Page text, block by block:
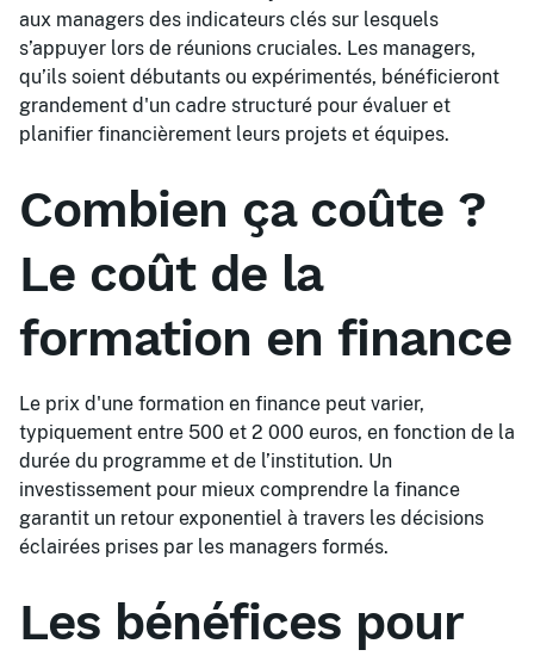
aux managers des indicateurs clés sur lesquels
s’appuyer lors de réunions cruciales. Les managers,
qu’ils soient débutants ou expérimentés, bénéficieront
grandement d'un cadre structuré pour évaluer et
planifier financièrement leurs projets et équipes.
Combien ça coûte ?
Le coût de la
formation en finance
Le prix d'une formation en finance peut varier,
typiquement entre 500 et 2 000 euros, en fonction de la
durée du programme et de l’institution. Un
investissement pour mieux comprendre la finance
garantit un retour exponentiel à travers les décisions
éclairées prises par les managers formés.
Les bénéfices pour